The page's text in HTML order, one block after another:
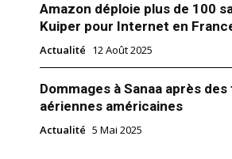
Amazon déploie plus de 100
Kuiper pour Internet en
Actualité 12 Août 2025
Dommages à Sanaa après
aériennes américaines
Actualité 5 Mai 2025